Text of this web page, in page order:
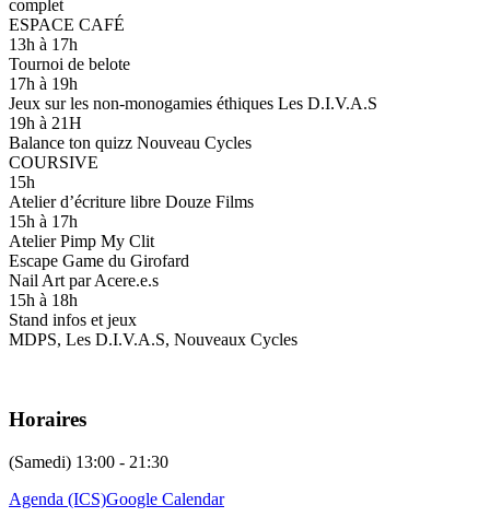
complet
ESPACE CAFÉ
13h à 17h
Tournoi de belote
17h à 19h
Jeux sur les non-monogamies éthiques Les D.I.V.A.S
19h à 21H
Balance ton quizz Nouveau Cycles
COURSIVE
15h
Atelier d’écriture libre Douze Films
15h à 17h
Atelier Pimp My Clit
Escape Game du Girofard
Nail Art par Acere.e.s
15h à 18h
Stand infos et jeux
MDPS, Les D.I.V.A.S, Nouveaux Cycles
Horaires
(Samedi) 13:00 - 21:30
Agenda (ICS)Google Calendar